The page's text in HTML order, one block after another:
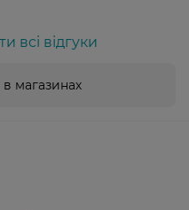
всі відгуки
в магазинах